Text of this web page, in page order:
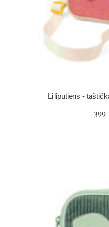
Lilliputiens -
399